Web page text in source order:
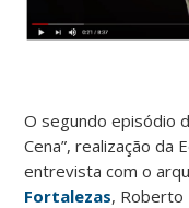
O segundo episódio
Cena”, realização da
entrevista com o
Fortalezas, Roberto